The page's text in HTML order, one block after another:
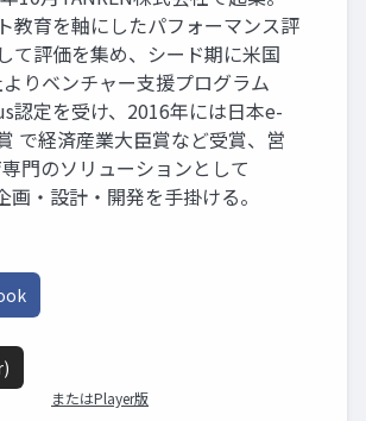
教育を軸にしたパフォーマンス評
て評価を集め、シード期に米国
りベンチャー支援プログラム
認定を受け、2016年には日本e-
で経済産業大臣賞など受賞、営
門のソリューションとして
画・設計・開発を手掛ける。
またはPlayer版